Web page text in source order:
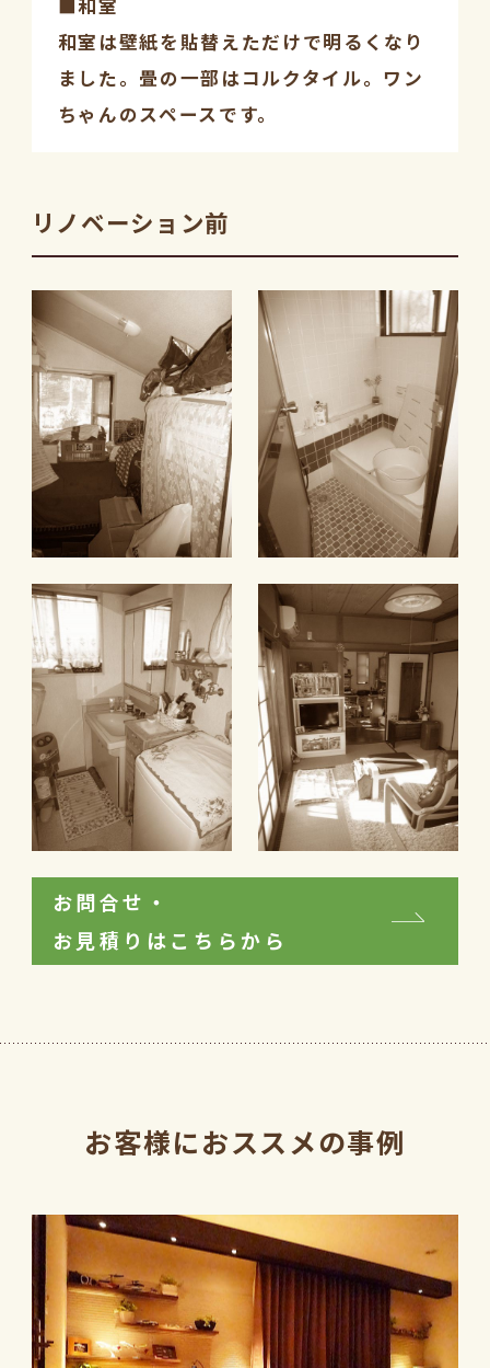
■和室
和室は壁紙を貼替えただけで明るくなり
ました。畳の一部はコルクタイル。ワン
ちゃんのスペースです。
リノベーション前
お問合せ・
お見積りはこちらから
お客様におススメの事例